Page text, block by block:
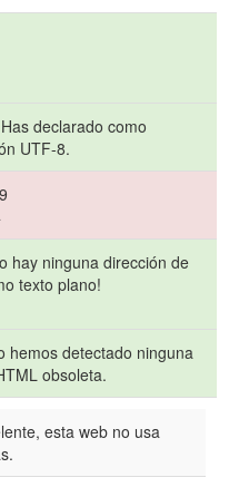
declarado como
UTF-8.
hay ninguna dirección de
texto plano!
hemos detectado ninguna
obsoleta.
esta web no usa